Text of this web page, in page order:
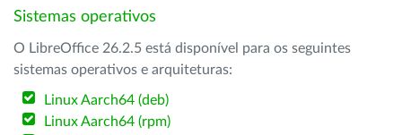
Sistemas operativos
O LibreOffice 26.2.5 está disponível para os seguintes
sistemas operativos e arquiteturas:
Linux Aarch64 (deb)
Linux Aarch64 (rpm)